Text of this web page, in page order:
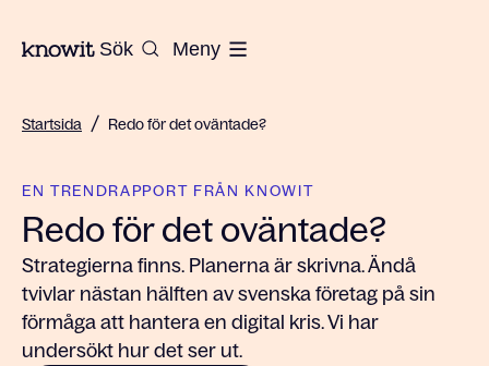
Till startsidan på Knowit
Sök Meny
Startsida / Redo för det oväntade?
EN TRENDRAPPORT FRÅN KNOWIT
Redo för det oväntade?
Strategierna finns. Planerna är skrivna. Ändå
tvivlar nästan hälften av svenska företag på sin
förmåga att hantera en digital kris. Vi har
undersökt hur det ser ut.